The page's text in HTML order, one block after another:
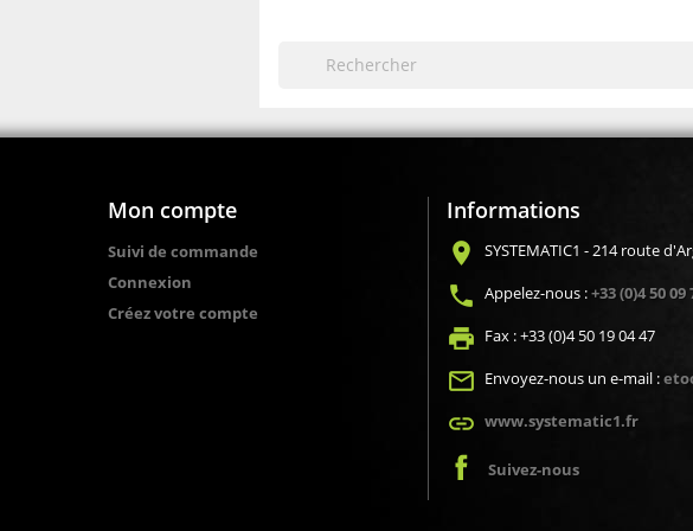
Mon compte
Suivi de commande
Connexion
Créez votre compte
Informations
location_on SYSTEMATIC1 - 214 route
local_phone Appelez-nous :+33 (0)4 50 09
local_printshop Fax :+33 (0)4 50 19 04 47
mail_outline Envoyez-nous un e-mail :
link www.systematic1.fr
Suivez-nous